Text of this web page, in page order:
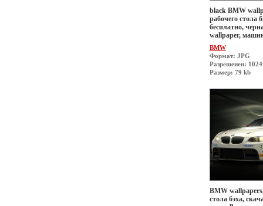
black BMW
рабочего стола
бесплатно,
wallpaper,
BMW
Формат: JPG
Разрешеиен:
Размер: 79 kb
BMW
стола бэха,